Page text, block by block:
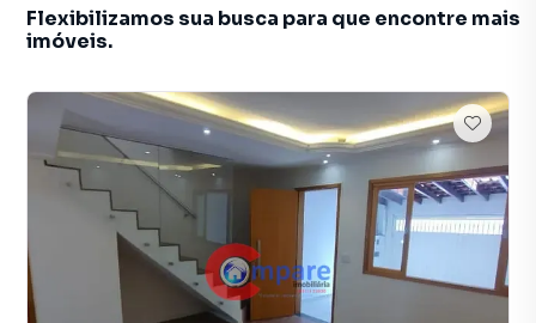
Flexibilizamos sua busca para que encontre mais
imóveis.